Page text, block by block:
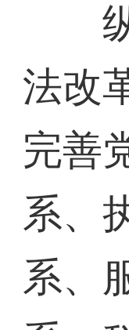
纵
法改
完善
系、
系、